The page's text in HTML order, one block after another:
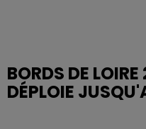
BORDS DE
DÉPLOIE